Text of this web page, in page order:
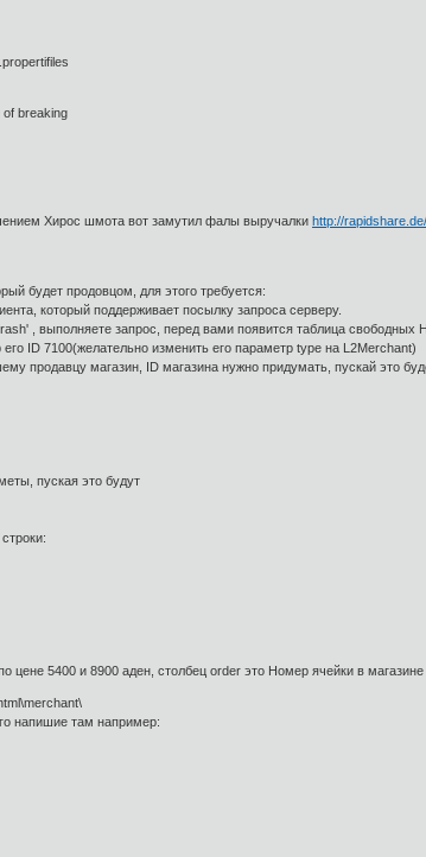
of breaking
Хирос шмота вот замутил фалы выручалкиhttp://
будет продовцом, для этого требуется:
который поддерживает посылку запроса серверу.
, выполняете запрос, перед вами появится таблица свободных
ID 7100(желательно изменить его параметр type на L2Merchant)
продавцу магазин, ID магазина нужно придумать, пускай это
пуская это будут
цене 5400 и 8900 аден, столбец order это Номер ячейки в магазине
напишие там например: